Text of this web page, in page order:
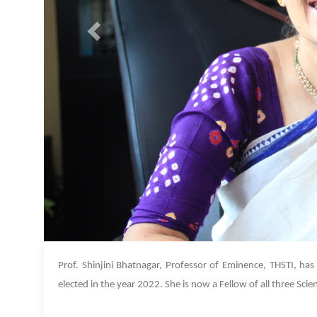
Prof. Shinjini Bhatnagar, Professor of Eminence, THSTI,
elected in the year 2022. She is now a Fellow of all three